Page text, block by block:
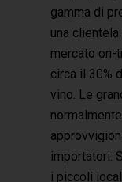
gamma di
una
mercato on-
circa il 30%
vino. Le
importatori.
i piccoli